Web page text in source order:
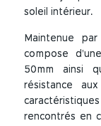
soleil intérieur.
Maintenue
compose
50mm ainsi
résistance
rencontrés en